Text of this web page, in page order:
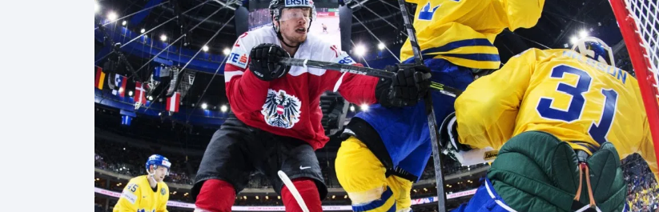
Curling
Dostihy
Florbal
Futsal
Gymnastika
Moderní pětiboj
Motorsport
Olympijské hry
Parasport
Plavání
Plážový volejbal
Triatlon
Veslování
Vodní slalom
Volejbal
Ostatní